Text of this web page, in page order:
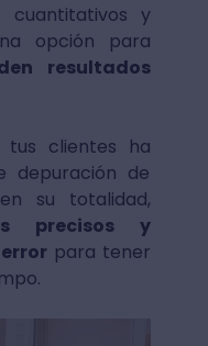
cuantitativos y
opción para
resultados
clientes ha
depuración de
su totalidad,
precisos y
para tener